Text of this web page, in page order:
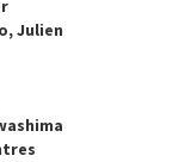
Julien